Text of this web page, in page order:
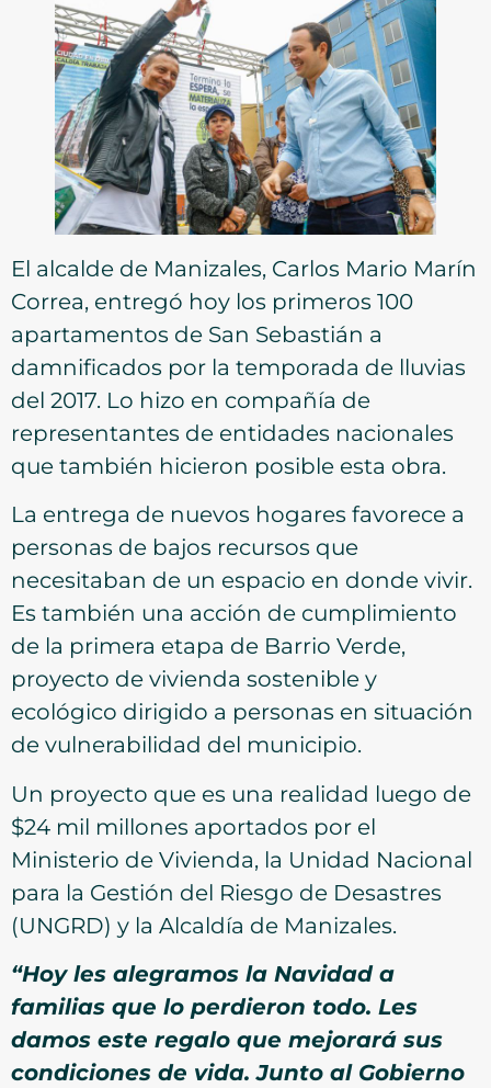
El alcalde de Manizales, Carlos Mario Marín
Correa, entregó hoy los primeros 100
apartamentos de San Sebastián a
damnificados por la temporada de lluvias
del 2017. Lo hizo en compañía de
representantes de entidades nacionales
que también hicieron posible esta obra.
La entrega de nuevos hogares favorece a
personas de bajos recursos que
necesitaban de un espacio en donde vivir.
Es también una acción de cumplimiento
de la primera etapa de Barrio Verde,
proyecto de vivienda sostenible y
ecológico dirigido a personas en situación
de vulnerabilidad del municipio.
Un proyecto que es una realidad luego de
$24 mil millones aportados por el
Ministerio de Vivienda, la Unidad Nacional
para la Gestión del Riesgo de Desastres
(UNGRD) y la Alcaldía de Manizales.
“Hoy les alegramos la Navidad a
familias que lo perdieron todo. Les
damos este regalo que mejorará sus
condiciones de vida. Junto al Gobierno